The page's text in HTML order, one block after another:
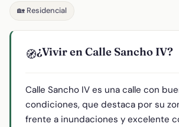
🏡 Residencial
🧭¿Vivir en Calle Sancho IV?
Calle Sancho IV es una calle con
condiciones, que destaca por su
frente a inundaciones y excelente